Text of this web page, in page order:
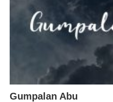
Gumpalan Abu